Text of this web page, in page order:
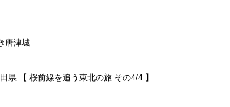
唐津城
県 【 桜前線を追う東北の旅 その4/4 】